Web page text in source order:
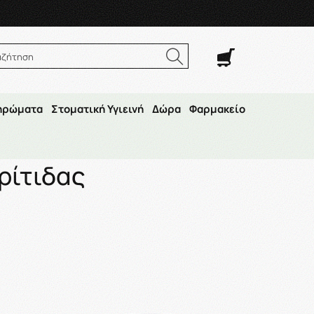
Σαβ. 8:00π.μ.–14:30μ.μ
Στοματική Υγιεινή Δώρα Φαρμακείο